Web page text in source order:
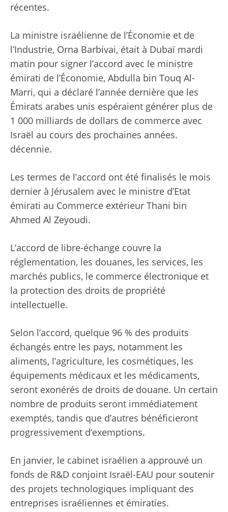
récentes.
La ministre israélienne de l’Économie et de
l’Industrie, Orna Barbivai, était à Dubaï mardi
matin pour signer l’accord avec le ministre
émirati de l’Économie, Abdulla bin Touq Al-
Marri, qui a déclaré l’année dernière que les
Émirats arabes unis espéraient générer plus de
1 000 milliards de dollars de commerce avec
Israël au cours des prochaines années.
décennie.
Les termes de l’accord ont été finalisés le mois
dernier à Jérusalem avec le ministre d’Etat
émirati au Commerce extérieur Thani bin
Ahmed Al Zeyoudi.
L’accord de libre-échange couvre la
réglementation, les douanes, les services, les
marchés publics, le commerce électronique et
la protection des droits de propriété
intellectuelle.
Selon l’accord, quelque 96 % des produits
échangés entre les pays, notamment les
aliments, l’agriculture, les cosmétiques, les
équipements médicaux et les médicaments,
seront exonérés de droits de douane. Un certain
nombre de produits seront immédiatement
exemptés, tandis que d’autres bénéficieront
progressivement d’exemptions.
En janvier, le cabinet israélien a approuvé un
fonds de R&D conjoint Israël-EAU pour soutenir
des projets technologiques impliquant des
entreprises israéliennes et émiraties.